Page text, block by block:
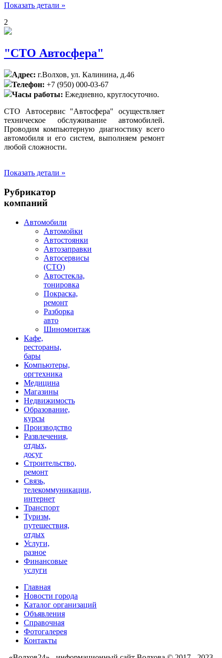
Показать детали »
2
"СТО Автосфера"
Адрес: г.Волхов, ул. Калинина, д.46
Телефон: +7 (950) 000-03-67
Часы работы: Ежедневно, круглосуточно.
СТО Автосервис "Автосфера" осуществляет
техническое обслуживание автомобилей.
Проводим компьютерную диагностику всего
автомобиля и его систем, выполняем ремонт
любой сложности.
Показать детали »
Рубрикатор
компаний
Автомобили
Автомойки
Автостоянки
Автозаправки
Автосервисы
(СТО)
Автостекла,
тонировка
Покраска,
ремонт
Разборка
авто
Шиномонтаж
Кафе,
рестораны,
бары
Компьютеры,
оргтехника
Медицина
Магазины
Недвижимость
Образование,
курсы
Производство
Развлечения,
отдых,
досуг
Строительство,
ремонт
Связь,
телекоммуникации,
интернет
Транспорт
Туризм,
путешествия,
отдых
Услуги,
разное
Финансовые
услуги
Главная
Новости города
Каталог организаций
Объявления
Справочная
Фотогалерея
Контакты